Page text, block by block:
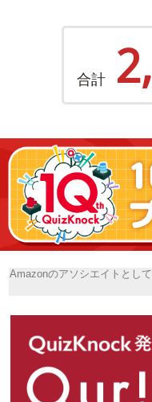
合計
Amazonのアソシエイトとし